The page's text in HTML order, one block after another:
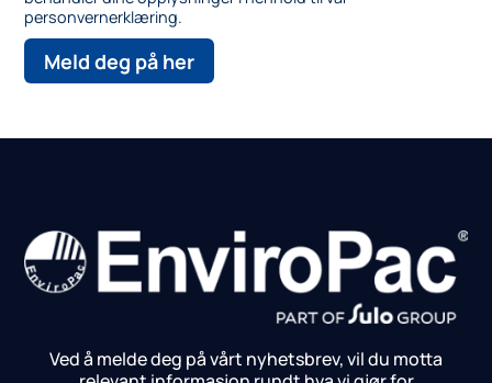
personvernerklæring.
Meld deg på her
Ved å melde deg på vårt nyhetsbrev, vil du motta